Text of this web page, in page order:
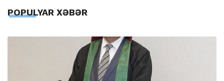
POPULYAR XƏBƏR